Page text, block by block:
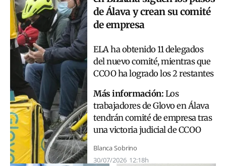
de Álava y crean su comité
de empresa
ELA ha obtenido 11 delegados
del nuevo comité, mientras que
CCOO ha logrado los 2 restantes
Más información:Los
trabajadores de Glovo en Álava
tendrán comité de empresa tras
una victoria judicial de CCOO
Blanca Sobrino
30/07/2026 12:18h